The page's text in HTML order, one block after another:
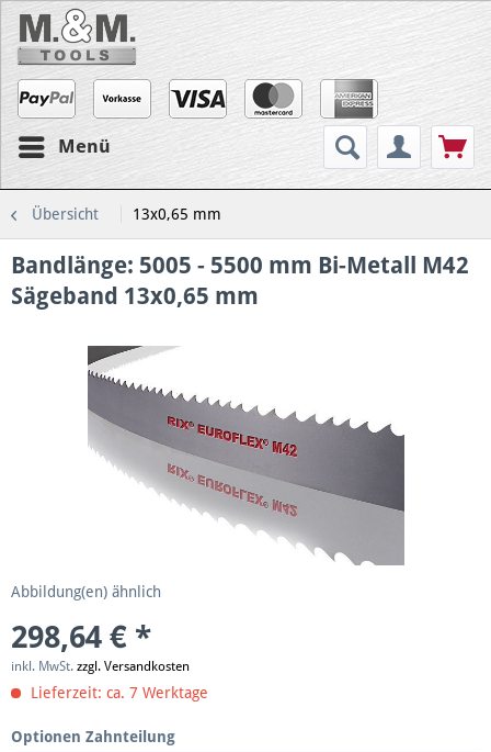
Menü
Übersicht 13x0,65 mm
Bandlänge: 5005 - 5500 mm Bi-Metall M42
Sägeband 13x0,65 mm
Abbildung(en) ähnlich
298,64 € *
inkl. MwSt. zzgl. Versandkosten
Lieferzeit: ca. 7 Werktage
Optionen Zahnteilung